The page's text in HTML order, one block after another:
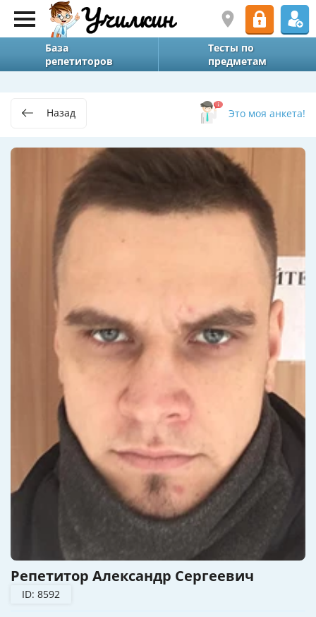
База
репетиторов
Тесты по
предметам
Назад Это моя анкета!
Репетитор Александр Сергеевич
ID: 8592